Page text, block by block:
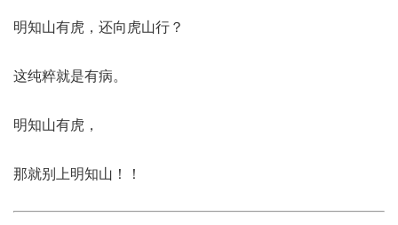
明知山有虎，还向虎山行？
这纯粹就是有病。
明知山有虎，
那就别上明知山！！